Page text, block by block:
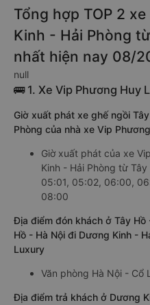
Tổng hợp TOP 2
Kinh - Hải Phòng
nhất hiện nay 08/
null
🚌 1. Xe Vip Phương Huy
Giờ xuất phát xe ghế ngồi
Phòng của nhà xe Vip
Giờ xuất phát của xe
Kinh - Hải Phòng từ
05:01, 05:02, 06:00,
08:00
Địa điểm đón khách ở Tây
Hồ - Hà Nội đi Dương Kinh -
Luxury
Văn phòng Hà Nội - Cổ
Địa điểm trả khách ở Dương